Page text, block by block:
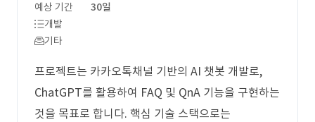
예상 기간
30일
개발
기타
프로젝트는 카카오톡채널 기반의 AI 챗봇 개발로,
ChatGPT를 활용하여 FAQ 및 QnA 기능을 구현하는
것을 목표로 합니다. 핵심 기술 스택으로는